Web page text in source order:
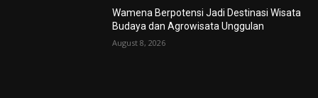
Wamena Berpotensi Jadi Destinasi Wisata
Budaya dan Agrowisata Unggulan
August 8, 2026